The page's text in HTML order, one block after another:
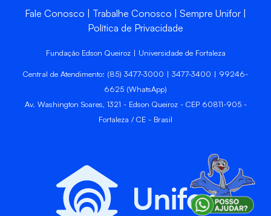
Fale Conosco Trabalhe Conosco
Sempre Unifor
Política de Privacidade
Fundação Edson Queiroz | Universidade de Fortaleza
Central de Atendimento: (85) 3477-3000 | 3477-3400 | 99246-
6625 (WhatsApp)
Av. Washington Soares, 1321 - Edson Queiroz - CEP 60811-905 -
Fortaleza / CE - Brasil